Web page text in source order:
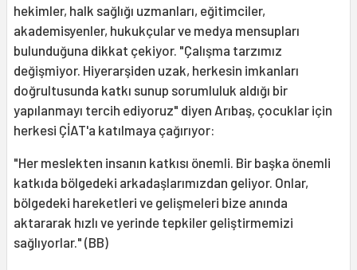
hekimler, halk sağlığı uzmanları, eğitimciler,
akademisyenler, hukukçular ve medya mensupları
bulunduğuna dikkat çekiyor. "Çalışma tarzımız
değişmiyor. Hiyerarşiden uzak, herkesin imkanları
doğrultusunda katkı sunup sorumluluk aldığı bir
yapılanmayı tercih ediyoruz" diyen Arıbaş, çocuklar için
herkesi ÇİAT'a katılmaya çağırıyor:
"Her meslekten insanın katkısı önemli. Bir başka önemli
katkıda bölgedeki arkadaşlarımızdan geliyor. Onlar,
bölgedeki hareketleri ve gelişmeleri bize anında
aktararak hızlı ve yerinde tepkiler geliştirmemizi
sağlıyorlar." (BB)